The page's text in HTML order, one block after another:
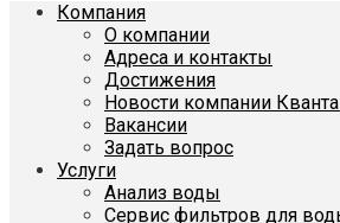
Компания
О компании
Адреса и контакты
Достижения
Новости компании
Вакансии
Задать вопрос
Услуги
Анализ воды
Сервис фильтров для